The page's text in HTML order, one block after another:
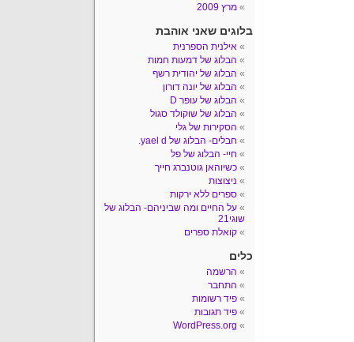
מרץ 2009
בלוגים שאני אוהבת
אילנית הספרנית
הבלוג של דמעות חמות
הבלוג של יהודית רשף
הבלוג של יונה דורון
הבלוג של עופר D
הבלוג של שוקולד סגול
הסקירות של גלי
חבלים- הבלוג של yael d.
חיי- הבלוג של פל
כשיוהאן גוטנברג חייך
ניצוצות
ספרים ללא ירקות
על החיים ומה שביניהם- הבלוג של
שוגי21
קואלת ספרים
כלים
הרשמה
התחבר
פיד רשומות
פיד תגובות
WordPress.org